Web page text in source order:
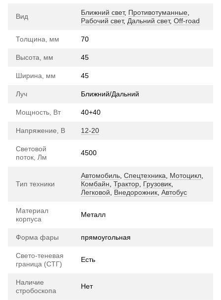
Вид Ближний свет, Противотуманные
Рабочий свет, Дальний свет, Off-road
Толщина, мм 70
Высота, мм 45
Ширина, мм 45
Луч Ближний/Дальний
Мощность, Вт 40+40
Напряжение, В 12-20
Световой
поток, Лм
4500
Тип техники
Автомобиль Спецтехника Мотоцикл
Комбайн Трактор Грузовик
Легковой
Внедорожник Автобус
Материал
корпуса
Металл
Форма фары прямоугольная
Свето-теневая
граница (СТГ)
Есть
Наличие
стробоскопа
Нет